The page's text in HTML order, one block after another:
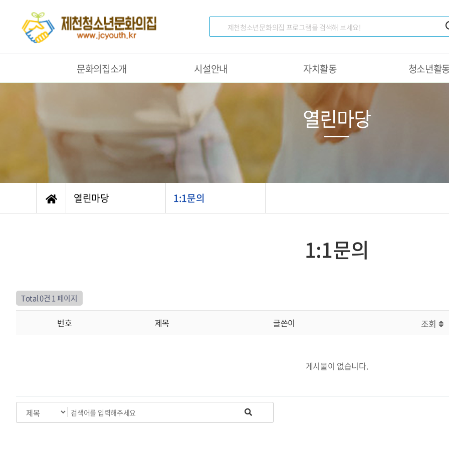
문화의집소개 시설안내 자치활동 청소년활
열린마당 1:1문의
열린마당
1:1문의
Total 0건 1 페이지
번호 제목 글쓴이 조회
게시물이 없습니다.